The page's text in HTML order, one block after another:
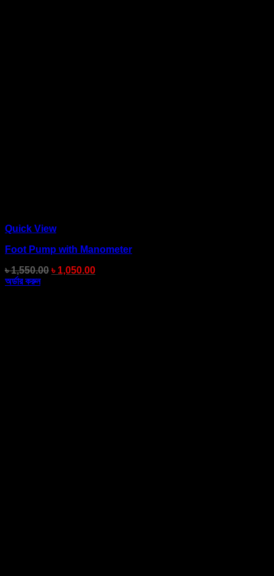
Quick View
Foot Pump with Manometer
৳1,550.00 ৳ 1,050.00
অর্ডার করুন